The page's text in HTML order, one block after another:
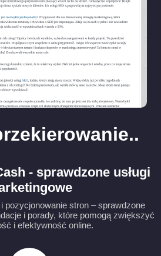
- sprawdzone usługi
pozycjonowanie stron – sprawdzone
i porady, które pomogą zwiększyć
i efektywność online.